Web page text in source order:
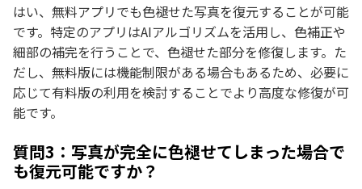
はい、無料アプリでも色褪せた写真を復元することが可能
です。特定のアプリはAIアルゴリズムを活用し、色補正や
細部の補完を行うことで、色褪せた部分を修復します。た
だし、無料版には機能制限がある場合もあるため、必要に
応じて有料版の利用を検討することでより高度な修復が可
能です。
質問3：写真が完全に色褪せてしまった場合で
も復元可能ですか？